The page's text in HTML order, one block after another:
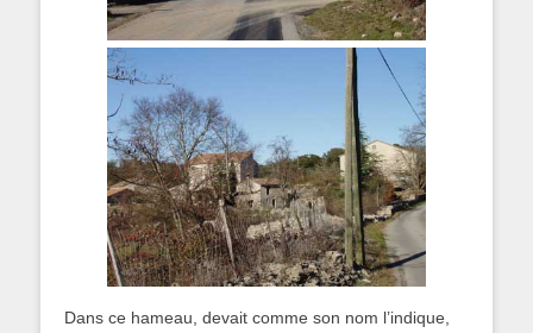
Dans ce hameau, devait comme son nom l’indique,